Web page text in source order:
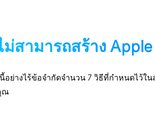
ม่สามารถสร้าง
อย่างไร้ข้อจำกัดจำนวน 7 วิธีที่กำหนดไว้ใ
ณ